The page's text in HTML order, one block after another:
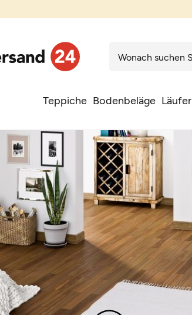
Teppiche Bodenbeläge Läufer